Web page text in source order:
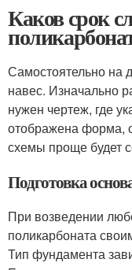
Каков срок
Самостоятельно на
навес. Изначально
нужен чертеж, где
отображена форма,
схемы проще будет
Подготовка
При возведении
поликарбоната
Тип фундамента